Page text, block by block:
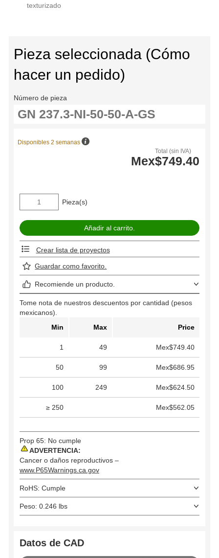
texturizado
Pieza seleccionada (Cómo
hacer un pedido)
Número de pieza
Total (sin IVA)
Mex$749.40
Disponibles 2 semanas
Pieza(s)
Crear lista de proyectos
Guardar como favorito.
Recomiende un producto.
Tome nota de nuestros descuentos por cantidad (pesos
mexicanos).
Min
Max Price
1 49 Mex$749.40
50 99 Mex$686.95
100 249 Mex$624.50
≥ 250 Mex$562.05
Prop 65: No cumple
ADVERTENCIA:
Cancer o daños reproductivos –
www.P65Warnings.ca.gov
RoHS: Cumple
Peso: 0.246 lbs
Datos de CAD